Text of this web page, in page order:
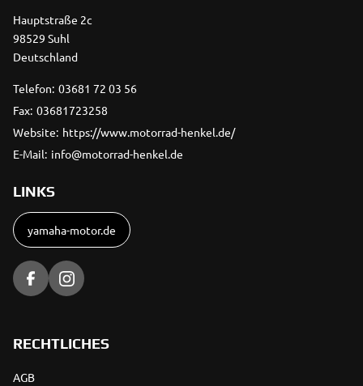
Hauptstraße 2c
98529 Suhl
Deutschland
Telefon: 03681 72 03 56
Fax: 03681723258
Website: https://www.motorrad-henkel.de/
E-Mail: info@motorrad-henkel.de
LINKS
yamaha-motor.de
RECHTLICHES
AGB